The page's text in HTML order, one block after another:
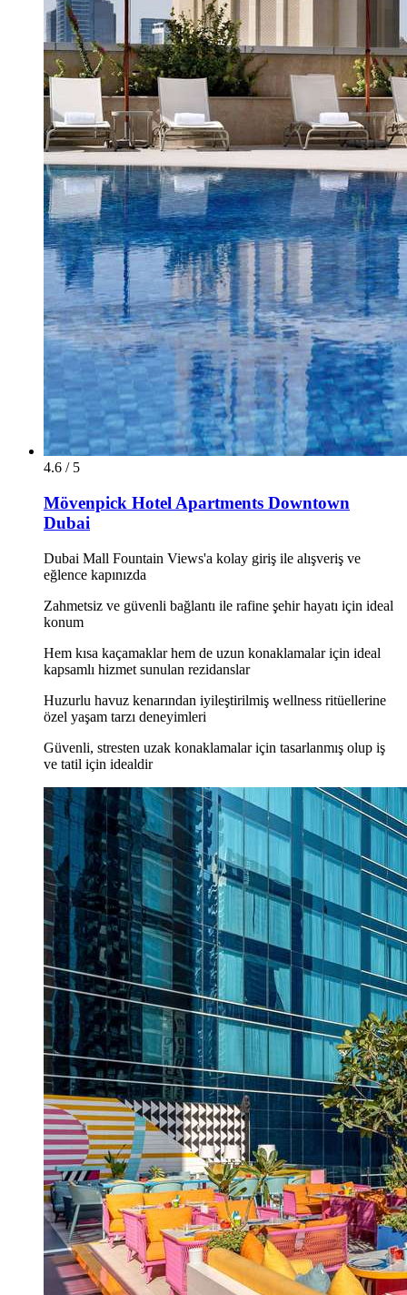
4.6 / 5
Mövenpick Hotel Apartments Downtown
Dubai
Dubai Mall Fountain Views'a kolay giriş ile alışveriş ve
eğlence kapınızda
Zahmetsiz ve güvenli bağlantı ile rafine şehir hayatı için ideal
konum
Hem kısa kaçamaklar hem de uzun konaklamalar için ideal
kapsamlı hizmet sunulan rezidanslar
Huzurlu havuz kenarından iyileştirilmiş wellness ritüellerine
özel yaşam tarzı deneyimleri
Güvenli, stresten uzak konaklamalar için tasarlanmış olup iş
ve tatil için idealdir